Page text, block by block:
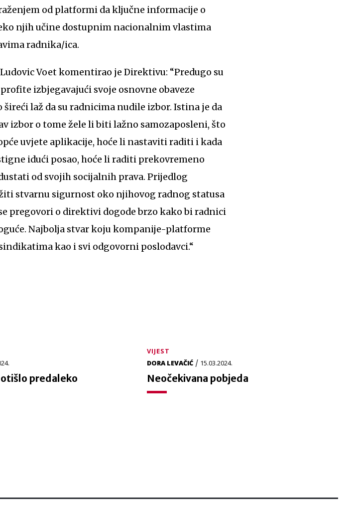
od platformi da ključne informacije o
njih učine dostupnim nacionalnim vlastima
radnika/ica.
Voet komentirao je Direktivu: “Predugo su
izbjegavajući svoje osnovne obaveze
laž da su radnicima nudile izbor. Istina je da
izbor o tome žele li biti lažno samozaposleni, što
uvjete aplikacije, hoće li nastaviti raditi i kada
idući posao, hoće li raditi prekovremeno
od svojih socijalnih prava. Prijedlog
stvarnu sigurnost oko njihovog radnog statusa
pregovori o direktivi dogode brzo kako bi radnici
Najbolja stvar koju kompanije-platforme
kao i svi odgovorni poslodavci.“
otišlo predaleko
VIJEST
DORA LEVAČIĆ / 15.03.2024.
Neočekivana pobjeda